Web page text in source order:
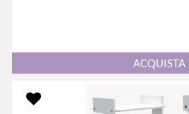
Quantità
ACQUISTA